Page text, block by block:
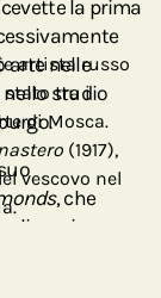
la prima
arte nelle
nello studio
, che
anni
artista russo
stato tra i
di Mosca.
(1917),
vescovo nel